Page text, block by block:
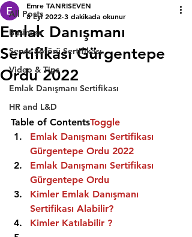
All Posts
Business
Servis Şöförü Sertifikası
Video & Tips
Emlak Danışmanı Sertifikası
HR and L&D
Emlak Danışmanı
Sertifikası Gürgentepe
Ordu 2022
Emre TANRISEVEN
8 Eyl 2022 3 dakikada okunur
Table of ContentsToggle
Emlak Danışmanı Sertifikası
Gürgentepe Ordu 2022
Emlak Danışmanı Sertifikası
Gürgentepe Ordu
Kimler Emlak Danışmanı
Sertifikası Alabilir?
Kimler Katılabilir ?